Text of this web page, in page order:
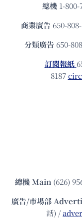
總機 1-
商業廣告 650-
分類廣告 650-
訂閱報紙
8187
總機Main (626)
廣告/市場部
話) /